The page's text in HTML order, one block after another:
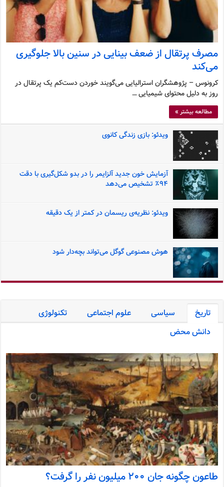
مصرف پرتقال از ضعف بینایی در سنین بالا جلوگیری
می‌کند
کرونوس – پژوهشگران استرالیایی می‌گویند خوردن دست‌کم یک پرتقال در
روز به دلیل محتوای شیمیایی …
مطالعه بیشتر »
ویدئو: بازی زندگی کانوی
آزمایش خون جدید آلزایمر را در بدو شکل‌گیری با دقت
۹۴٪ تشخیص می‌دهد
ویدئو: نظریه‌ی ریسمان در کمتر از یک دقیقه
هوش مصنوعی گوگل می‌تواند بچه‌دار شود
تاریخ سیاسی علوم اجتماعی
تکنولوژی
دانش محض
طاعون چگونه جان ۲۰۰ میلیون نفر را گرفت؟